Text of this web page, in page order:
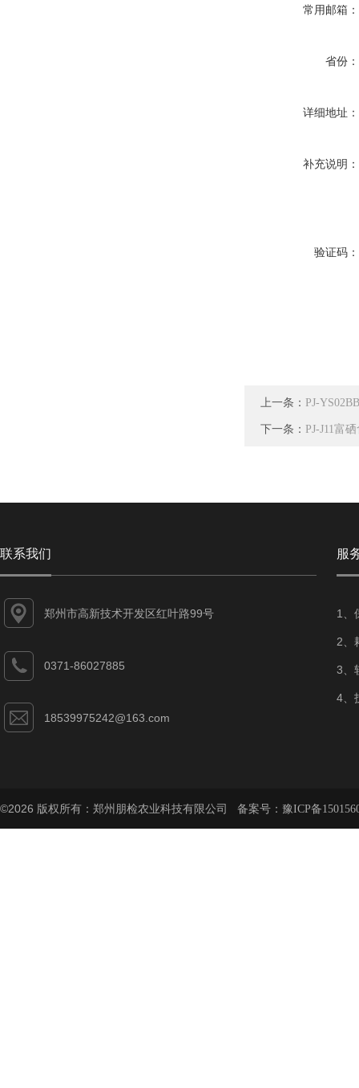
常用邮箱：
省份：
详细地址：
补充说明：
验证码：
上一条： PJ-
下一条： PJ-J11富
联系我们
郑州市高新技术开发区红叶路99号
0371-86027885
18539975242@163.com
服
1、
2、
3、
4、
©2026 版权所有：郑州朋检农业科技有限公司 备案号： 豫ICP备